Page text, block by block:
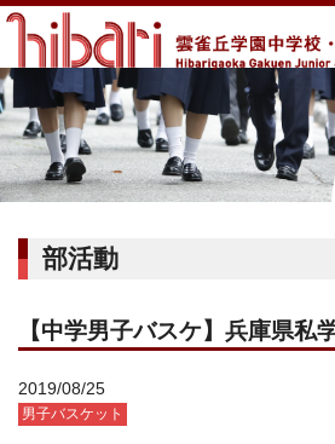
部活動
【中学男子バスケ】兵庫県私
2019/08/25
男子バスケット